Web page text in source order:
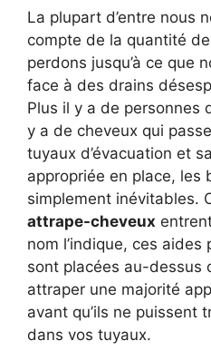
La plupart d’entre nous
compte de la quantité
perdons jusqu’à ce que
face à des drains
Plus il y a de personnes
y a de cheveux qui
tuyaux d’évacuation et
appropriée en place, les
simplement inévitables.
attrape-cheveux
nom l’indique, ces
sont placées au-dessus
attraper une majorité
avant qu’ils ne puissent
dans vos tuyaux.